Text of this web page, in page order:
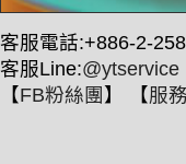
客服電話:+886-2-
客服Line:@ytservice
【FB粉絲團 】 【服